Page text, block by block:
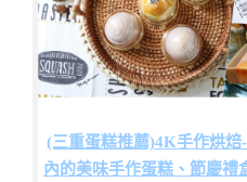
(三重蛋糕推薦)4K手作烘焙
內的美味手作蛋糕、節慶禮